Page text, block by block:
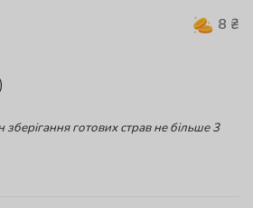
8 ₴
готових страв не більше 3